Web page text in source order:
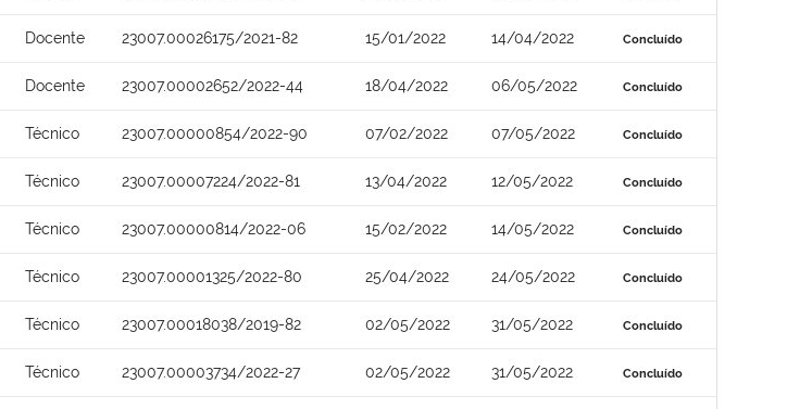
Docente 23007.00026175/2021-82 15/01/2022 14/04/2022 Concluído
Docente 23007.00002652/2022-44 18/04/2022 06/05/2022 Concluído
Técnico 23007.00000854/2022-90 07/02/2022 07/05/2022 Concluído
Técnico 23007.00007224/2022-81 13/04/2022 12/05/2022 Concluído
Técnico 23007.00000814/2022-06 15/02/2022 14/05/2022 Concluído
Técnico 23007.00001325/2022-80 25/04/2022 24/05/2022 Concluído
Técnico 23007.00018038/2019-82 02/05/2022 31/05/2022 Concluído
Técnico 23007.00003734/2022-27 02/05/2022 31/05/2022 Concluído